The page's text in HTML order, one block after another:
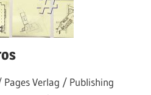
Verlag / Publishing